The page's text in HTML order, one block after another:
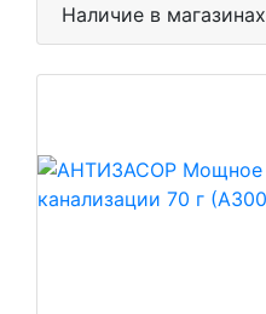
Наличие в магазинах